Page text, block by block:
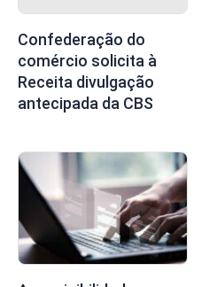
Confederação do
comércio solicita à
Receita divulgação
antecipada da CBS